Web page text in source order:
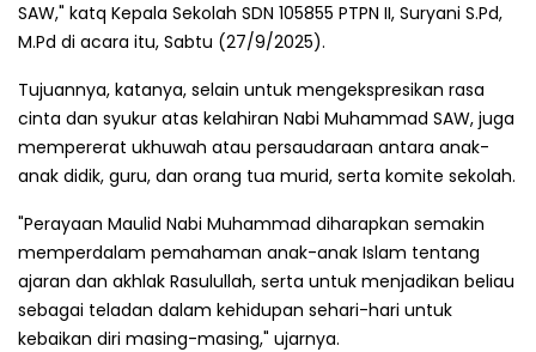
SAW," katq Kepala Sekolah SDN 105855 PTPN II, Suryani S.Pd,
M.Pd di acara itu, Sabtu (27/9/2025).
Tujuannya, katanya, selain untuk mengekspresikan rasa
cinta dan syukur atas kelahiran Nabi Muhammad SAW, juga
mempererat ukhuwah atau persaudaraan antara anak-
anak didik, guru, dan orang tua murid, serta komite sekolah.
"Perayaan Maulid Nabi Muhammad diharapkan semakin
memperdalam pemahaman anak-anak Islam tentang
ajaran dan akhlak Rasulullah, serta untuk menjadikan beliau
sebagai teladan dalam kehidupan sehari-hari untuk
kebaikan diri masing-masing," ujarnya.